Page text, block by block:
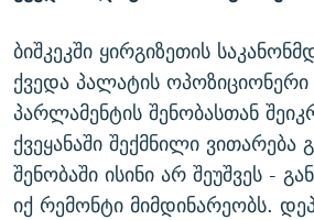
ᲓᲘᲚᲘᲡ ᲡᲐᲣᲑᲠᲔᲑᲘ
ᲛᲝᲚᲐᲞᲐᲠᲐᲙᲔ ᲢᲔᲥᲡᲢᲔᲑᲘ
ᲨᲘᲜ - ᲣᲪᲮᲝᲔᲗᲨᲘ
ᲚᲘᲢᲔᲠᲐᲢᲣᲠᲣᲚᲘ ᲬᲐᲮᲜᲐᲒᲔᲑᲘ
ᲐᲛᲔᲠᲘᲙᲣᲚᲘ ᲛᲝᲗᲮᲠᲝᲑᲐ
ᲓᲐᲛᲝᲣᲙᲘᲓᲔᲑᲚᲝᲑᲘᲡ 100 ᲬᲔᲚᲘ
ᲩᲔᲛᲘ ᲡᲘᲙᲕᲓᲘᲚᲘᲡ ᲛᲘᲖᲔᲖᲘᲐ COVID-19
11 ᲬᲔᲚᲘ - 11 ᲐᲛᲑᲐᲕᲘ
ᲡᲐᲞᲐᲠᲚᲐᲛᲔᲜᲢᲝ ᲐᲠᲩᲔᲕᲜᲔᲑᲘᲡ ᲘᲡᲢᲝᲠᲘᲐ
ᲑᲐᲕᲨᲕᲔᲑᲘ ᲞᲠᲝᲡᲢᲘᲢᲣᲪᲘᲐᲨᲘ -
ЭХО КАВКАЗА
ᲒᲐᲛᲝᲘᲬᲔᲠᲔ
ბიშკეკში ყირგიზეთის
ქვედა პალატის
პარლამენტის შენობასთან
ქვეყანაში შექმნილი ვითარება
შენობაში ისინი არ შეუშვეს -
იქ რემონტი მიმდინარეობს.